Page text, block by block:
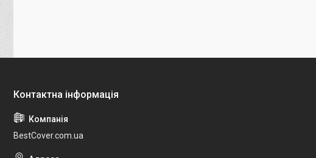
BestCover.com.ua